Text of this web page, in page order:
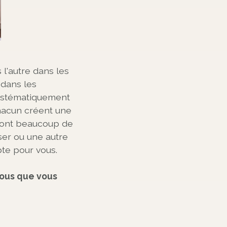
dans les
les
créent une
beaucoup de
ou une autre
pour vous.
que vous